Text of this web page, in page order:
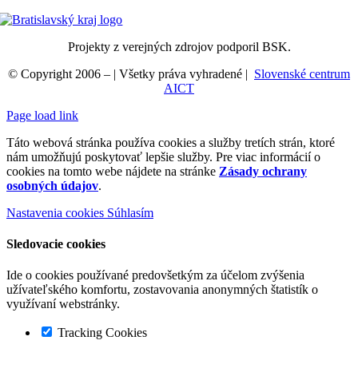
Projekty z verejných zdrojov podporil BSK.
© Copyright 2006 – | Všetky práva vyhradené | Slovenské centrum
AICT
Page load link
Táto webová stránka používa cookies a služby tretích strán, ktoré
nám umožňujú poskytovať lepšie služby. Pre viac informácií o
cookies na tomto webe nájdete na stránke Zásady ochrany
osobných údajov.
Nastavenia cookies Súhlasím
Sledovacie cookies
Ide o cookies používané predovšetkým za účelom zvýšenia
užívateľského komfortu, zostavovania anonymných štatistík o
využívaní webstránky.
Tracking Cookies